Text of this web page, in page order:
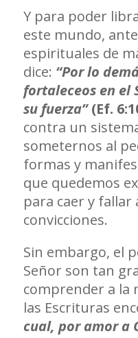
Y para poder
este mundo,
espirituales de
dice: “Por lo
fortaleceos en el
su fuerza”(Ef.
contra un
someternos al
formas y
que quedemos
para caer y
convicciones.
Sin embargo, el
Señor son tan
comprender a la
las Escrituras
cual, por amor a